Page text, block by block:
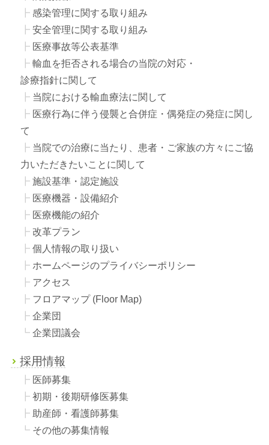
感染管理に関する取り組み
安全管理に関する取り組み
医療事故等公表基準
輸血を拒否される場合の当院の対応・
診療指針に関して
当院における輸血療法に関して
医療行為に伴う侵襲と合併症・偶発症の発症に関し
て
当院での治療に当たり、患者・ご家族の方々にご協
力いただきたいことに関して
施設基準・認定施設
医療機器・設備紹介
医療機能の紹介
改革プラン
個人情報の取り扱い
ホームページのプライバシーポリシー
アクセス
フロアマップ (Floor Map)
企業団
企業団議会
採用情報
医師募集
初期・後期研修医募集
助産師・看護師募集
その他の募集情報